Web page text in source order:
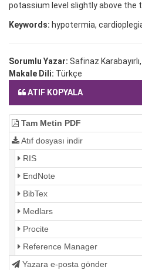
potassium level slightly above the
Keywords: hypotermia,
Sorumlu Yazar: Safinaz
Makale Dili: Türkçe
ATIF KOPYALA
Tam Metin PDF
Atıf dosyası indir
RIS
EndNote
BibTex
Medlars
Procite
Reference Manager
Yazara e-posta gönder